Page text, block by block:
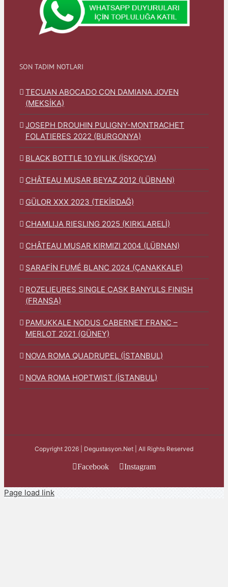
SON TADIM NOTLARI
TECUAN ABOCADO CON DAMIANA JOVEN
(MEKSİKA)
JOSEPH DROUHIN PULIGNY-MONTRACHET
FOLATIERES 2022 (BURGONYA)
BLACK BOTTLE 10 YILLIK (İSKOÇYA)
CHÂTEAU MUSAR BEYAZ 2012 (LÜBNAN)
GÜLOR XXX 2023 (TEKİRDAĞ)
CHAMLIJA RIESLING 2025 (KIRKLARELİ)
CHÂTEAU MUSAR KIRMIZI 2004 (LÜBNAN)
SARAFİN FUMÉ BLANC 2024 (ÇANAKKALE)
ROZELIEURES SINGLE CASK BANYULS FINISH
(FRANSA)
PAMUKKALE NODUS CABERNET FRANC –
MERLOT 2021 (GÜNEY)
NOVA ROMA QUADRUPEL (İSTANBUL)
NOVA ROMA HOPTWIST (İSTANBUL)
Copyright 2026 | Degustasyon.Net | All Rights Reserved
Facebook Instagram
Page load link